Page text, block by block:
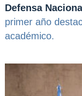
Defensa
primer año
académico.